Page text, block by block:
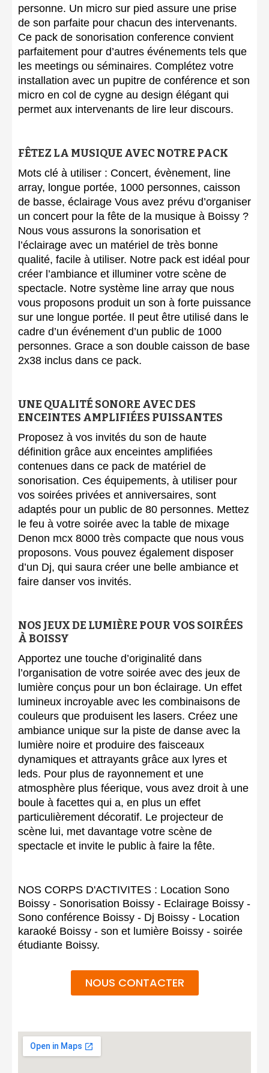
personne. Un micro sur pied assure une prise
de son parfaite pour chacun des intervenants.
Ce pack de sonorisation conference convient
parfaitement pour d’autres événements tels que
les meetings ou séminaires. Complétez votre
installation avec un pupitre de conférence et son
micro en col de cygne au design élégant qui
permet aux intervenants de lire leur discours.
FÊTEZ LA MUSIQUE AVEC NOTRE PACK
Mots clé à utiliser : Concert, évènement, line
array, longue portée, 1000 personnes, caisson
de basse, éclairage Vous avez prévu d’organiser
un concert pour la fête de la musique à Boissy ?
Nous vous assurons la sonorisation et
l’éclairage avec un matériel de très bonne
qualité, facile à utiliser. Notre pack est idéal pour
créer l’ambiance et illuminer votre scène de
spectacle. Notre système line array que nous
vous proposons produit un son à forte puissance
sur une longue portée. Il peut être utilisé dans le
cadre d’un événement d’un public de 1000
personnes. Grace a son double caisson de base
2x38 inclus dans ce pack.
UNE QUALITÉ SONORE AVEC DES
ENCEINTES AMPLIFIÉES PUISSANTES
Proposez à vos invités du son de haute
définition grâce aux enceintes amplifiées
contenues dans ce pack de matériel de
sonorisation. Ces équipements, à utiliser pour
vos soirées privées et anniversaires, sont
adaptés pour un public de 80 personnes. Mettez
le feu à votre soirée avec la table de mixage
Denon mcx 8000 très compacte que nous vous
proposons. Vous pouvez également disposer
d’un Dj, qui saura créer une belle ambiance et
faire danser vos invités.
NOS JEUX DE LUMIÈRE POUR VOS SOIRÉES
À BOISSY
Apportez une touche d’originalité dans
l’organisation de votre soirée avec des jeux de
lumière conçus pour un bon éclairage. Un effet
lumineux incroyable avec les combinaisons de
couleurs que produisent les lasers. Créez une
ambiance unique sur la piste de danse avec la
lumière noire et produire des faisceaux
dynamiques et attrayants grâce aux lyres et
leds. Pour plus de rayonnement et une
atmosphère plus féerique, vous avez droit à une
boule à facettes qui a, en plus un effet
particulièrement décoratif. Le projecteur de
scène lui, met davantage votre scène de
spectacle et invite le public à faire la fête.
NOS CORPS D'ACTIVITES : Location Sono
Boissy - Sonorisation Boissy - Eclairage Boissy -
Sono conférence Boissy - Dj Boissy - Location
karaoké Boissy - son et lumière Boissy - soirée
étudiante Boissy.
NOUS CONTACTER